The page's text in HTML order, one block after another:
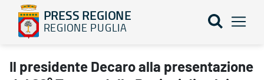
PRESS REGIONE
REGIONE PUGLIA
Il presidente Decaro alla presentazione del 62° Torneo delle
Il presidente Decaro alla presentazione